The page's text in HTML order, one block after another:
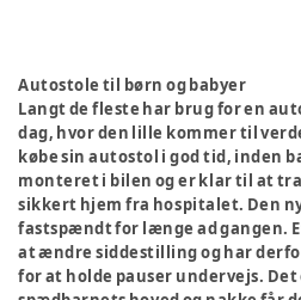
Autostole til børn og babyer
Langt de fleste har brug for en
dag, hvor den lille kommer til
købe sin autostol i god tid, inden
monteret i bilen og er klar til at
sikkert hjem fra hospitalet. Den
fastspændt for længe ad gangen.
at ændre siddestilling og har
for at holde pauser undervejs.